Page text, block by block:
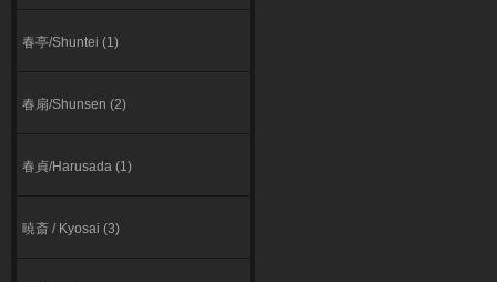
春亭/Shuntei (1)
春扇/Shunsen (2)
春貞/Harusada (1)
暁斎 / Kyosai (3)